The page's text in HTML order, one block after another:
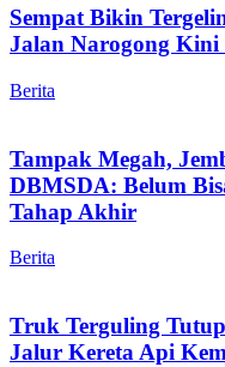
Sempat Bikin
Jalan Narogong Kini
Berita
Tampak Megah,
DBMSDA: Belum
Tahap Akhir
Berita
Truk Terguling
Jalur Kereta Api